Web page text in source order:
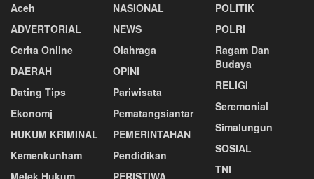
Aceh
ADVERTORIAL
Cerita Online
DAERAH
Dating Tips
Ekonomj
HUKUM KRIMINAL
Kemenkunham
Melek Hukum
NASIONAL
NEWS
Olahraga
OPINI
Pariwisata
Pematangsiantar
PEMERINTAHAN
Pendidikan
PERISTIWA
POLITIK
POLRI
Ragam Dan
Budaya
RELIGI
Seremonial
Simalungun
SOSIAL
TNI